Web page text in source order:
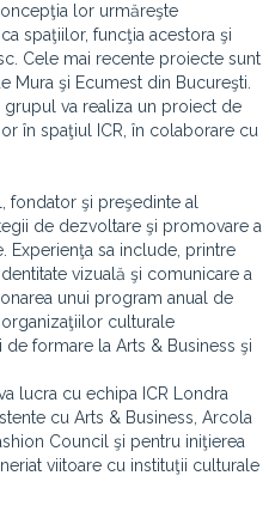
lor urmăreşte
spaţiilor, funcţia acestora şi
Cele mai recente proiecte sunt
Mura şi Ecumest din Bucureşti.
grupul va realiza un proiect de
în spaţiul ICR, în colaborare cu
fondator şi preşedinte al
de dezvoltare şi promovare a
Experienţa sa include, printre
vizuală şi comunicare a
unui program anual de
culturale
formare la Arts & Business şi
lucra cu echipa ICR Londra
cu Arts & Business, Arcola
Council şi pentru iniţierea
viitoare cu instituţii culturale